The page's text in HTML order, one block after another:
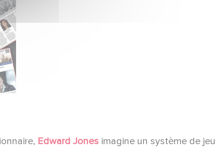
Edward Jones imagine un système de jeu